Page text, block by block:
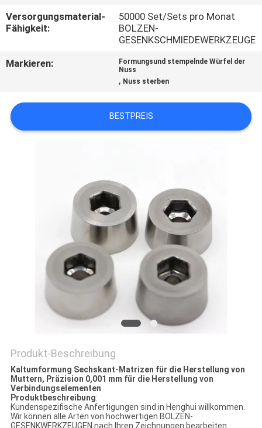
SIE EIN
ZITAT
DATENSCHUTZRICHTLINIE
Versorgungsmaterial-
Fähigkeit:
50000 Set/Sets pro Monat
BOLZEN-
GESENKSCHMIEDEWERKZEUGE
Markieren:
Formungsund stempelnde Würfel der
Nuss
, Nuss sterben
BESTPREIS
Produkt-Beschreibung
Kaltumformung Sechskant-Matrizen für die Herstellung von
Muttern, Präzision 0,001 mm für die Herstellung von
Verbindungselementen
Produktbeschreibung:
Kundenspezifische Anfertigungen sind in Henghui willkommen.
Wir können alle Arten von hochwertigen BOLZEN-
GESENKWERKZEUGEN nach Ihren Zeichnungen bearbeiten.